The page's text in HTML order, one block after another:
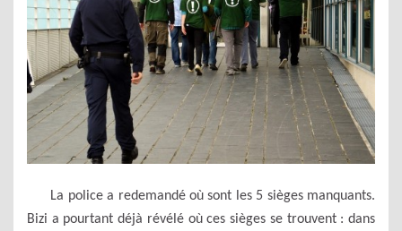
La police a redemandé où sont les 5 sièges manquants.
Bizi a pourtant déjà révélé où ces sièges se trouvent : dans